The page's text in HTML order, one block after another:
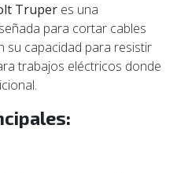
Truper es una
para cortar cables
su capacidad para resistir
trabajos eléctricos donde